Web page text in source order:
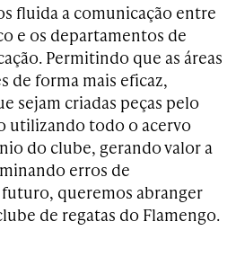
fluida a comunicação entre
e os departamentos de
Permitindo que as áreas
de forma mais eficaz,
sejam criadas peças pelo
utilizando todo o acervo
do clube, gerando valor a
erros de
futuro, queremos abranger
de regatas do Flamengo.